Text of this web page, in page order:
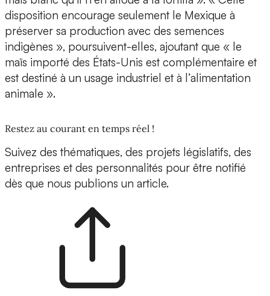
disposition encourage seulement le Mexique à
préserver sa production avec des semences
indigènes », poursuivent-elles, ajoutant que « le
maïs importé des États-Unis est complémentaire et
est destiné à un usage industriel et à l’alimentation
animale ».
Restez au courant en temps réel !
Suivez des thématiques, des projets législatifs, des
entreprises et des personnalités pour être notifié
dès que nous publions un article.